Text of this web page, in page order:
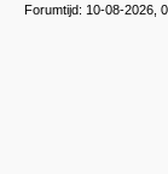
Forumtijd: 10-08-2026,